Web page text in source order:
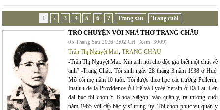
1 2 3 4 5 6 7 Trang sau Trang cuối
TRÒ CHUYỆN VỚI NHÀ THƠ TRANG CHÂU
05 Tháng Sáu 2026 2:02 CH (Xem: 3009)
Trần Thị Nguyệt Mai, TRANG CHÂU
-Trần Thị Nguyệt Mai: Xin anh nói cho độc giả biết một chút về
anh? -Trang Châu: Tôi sinh ngày 28 tháng 3 năm 1938 ở Huế.
Mồ côi mẹ năm 10 tuổi. Tôi được theo học các trường Pellerin,
Institut de la Providence ở Huế và Lycée Yersin ở Đà Lạt. Lên
đại học tôi chọn Y Khoa Sàigòn, vào quân y, ra trường cuối
năm 1965 với cấp bậc y sĩ trung úy. Tôi chọn phục vụ quân y